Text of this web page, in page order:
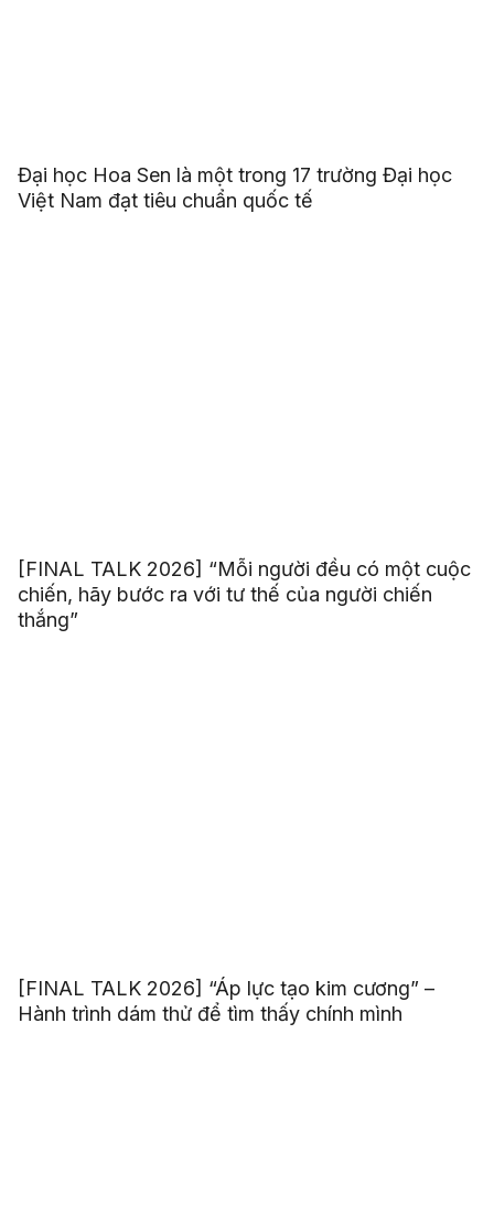
Đại học Hoa Sen là một trong 17 trường Đại học
Việt Nam đạt tiêu chuẩn quốc tế
[FINAL TALK 2026] “Mỗi người đều có một cuộc
chiến, hãy bước ra với tư thế của người chiến
thắng”
[FINAL TALK 2026] “Áp lực tạo kim cương” –
Hành trình dám thử để tìm thấy chính mình